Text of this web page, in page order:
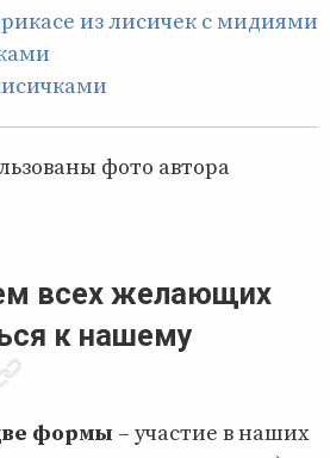
из лисичек с мидиями
фото автора
всех желающих
к нашему
формы – участие в наших